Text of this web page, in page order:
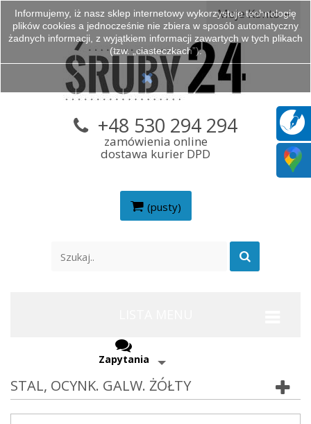
Moje Konto
(pusty)
+48 530 294 294
zamówienia online
dostawa kurier DPD
Zapytania
STAL, OCYNK. GALW. ŻÓŁTY
Informujemy, iż nasz sklep internetowy wykorzystuje technologię
plików cookies a jednocześnie nie zbiera w sposób automatyczny
żadnych informacji, z wyjątkiem informacji zawartych w tych plikach
(tzw. „ciasteczkach”).